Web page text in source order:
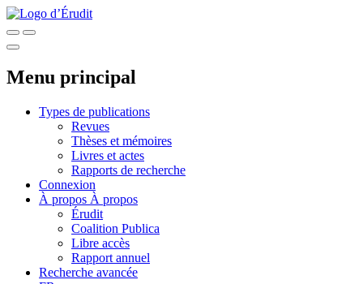
Menu principal
Types de publications
Revues
Thèses et mémoires
Livres et actes
Rapports de recherche
Connexion
À propos À propos
Érudit
Coalition Publica
Libre accès
Rapport annuel
Recherche avancée